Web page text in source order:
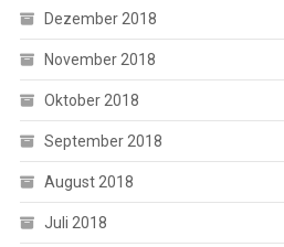
Dezember 2018
November 2018
Oktober 2018
September 2018
August 2018
Juli 2018